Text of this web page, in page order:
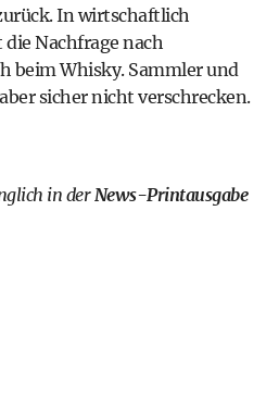
In wirtschaftlich
Nachfrage nach
beim Whisky. Sammler und
sicher nicht verschrecken.
in der News-Printausgabe